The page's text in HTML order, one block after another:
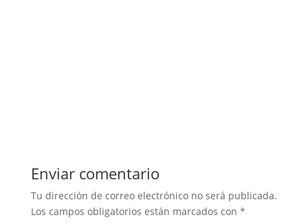
Enviar comentario
Tu dirección de correo electrónico no será publicada.
Los campos obligatorios están marcados con *